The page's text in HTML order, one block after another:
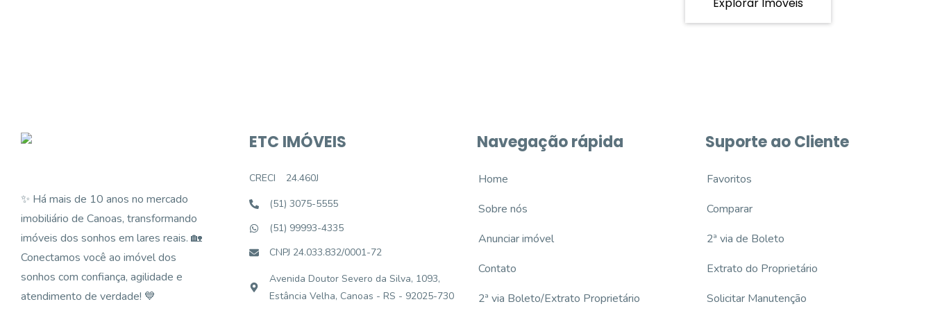
✨ Há mais de 10 anos no mercado
imobiliário de Canoas, transformando
imóveis dos sonhos em lares reais. 🏡
Conectamos você ao imóvel dos
sonhos com confiança, agilidade e
atendimento de verdade! 💙
ETC IMÓVEIS
CRECI
24.460J
(51) 3075-5555
(51) 99993-4335
CNPJ 24.033.832/0001-72
Avenida Doutor Severo da Silva, 1093,
Estância Velha, Canoas - RS - 92025-730
Navegação rápida
Home
Sobre nós
Anunciar imóvel
Contato
2ª via Boleto/Extrato Proprietário
Suporte ao Cliente
Favoritos
Comparar
2ª via de Boleto
Extrato do Proprietário
Solicitar Manutenção